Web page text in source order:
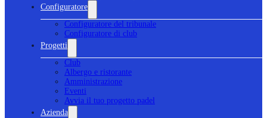
Configuratore
Configuratore del tribunale
Configuratore di club
Progetti
Club
Albergo e ristorante
Amministrazione
Eventi
Avvia il tuo progetto padel
Azienda